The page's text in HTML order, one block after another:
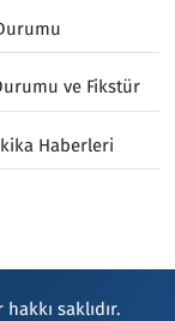
ve Fikstür
Haberleri
saklıdır.